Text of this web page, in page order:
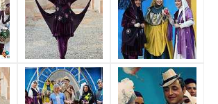
بازیگری علاقه‌مند شد. در دوره دبستان وارد گروه
نمایش‌هایی زیادی در جشن‌های مختلف مدرسه‌ای به
علاقه همراه با خود او کم‌کم رشد کرد تا تبدیل به یک
جدی شد. او می‌گوید: «بعد از تماشای تئاترهایی مثل
میرباقری و «دایره گچی» استاد سمندریان بود که